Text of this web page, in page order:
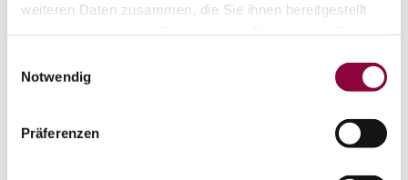
weiteren Daten zusammen, die Sie ihnen bereitgestellt
Notwendig
Präferenzen